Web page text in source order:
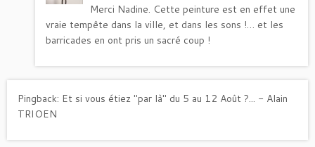
Merci Nadine. Cette peinture est en effet une
vraie tempête dans la ville, et dans les sons !… et les
barricades en ont pris un sacré coup !
Pingback: Et si vous étiez "par là" du 5 au 12 Août ?... - Alain
TRIOEN